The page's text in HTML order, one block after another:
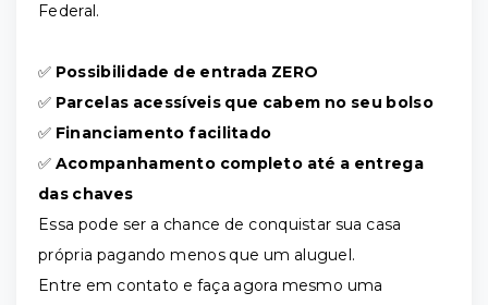
Federal.
✅ Possibilidade de entrada ZERO
✅ Parcelas acessíveis que cabem no seu bolso
✅ Financiamento facilitado
✅ Acompanhamento completo até a entrega
das chaves
Essa pode ser a chance de conquistar sua casa
própria pagando menos que um aluguel.
Entre em contato e faça agora mesmo uma